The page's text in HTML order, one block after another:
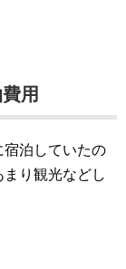
用
泊していたの
り観光などし